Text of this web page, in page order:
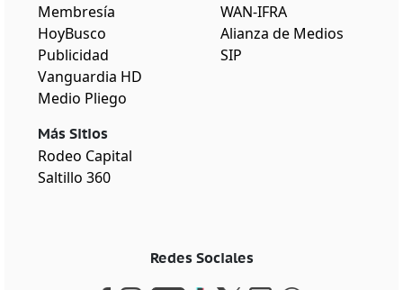
Membresía
HoyBusco
Publicidad
Vanguardia HD
Medio Pliego
Más Sitios
Rodeo Capital
Saltillo 360
WAN-IFRA
Alianza de Medios
SIP
Redes Sociales